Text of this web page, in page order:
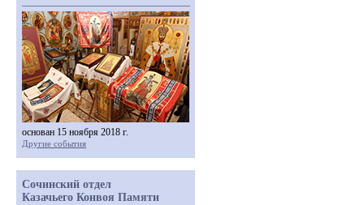
основан 15 ноября 2018 г.
Другие события
Сочинский отдел
Казачьего Конвоя Памяти